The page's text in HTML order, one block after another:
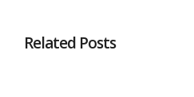
Related Posts